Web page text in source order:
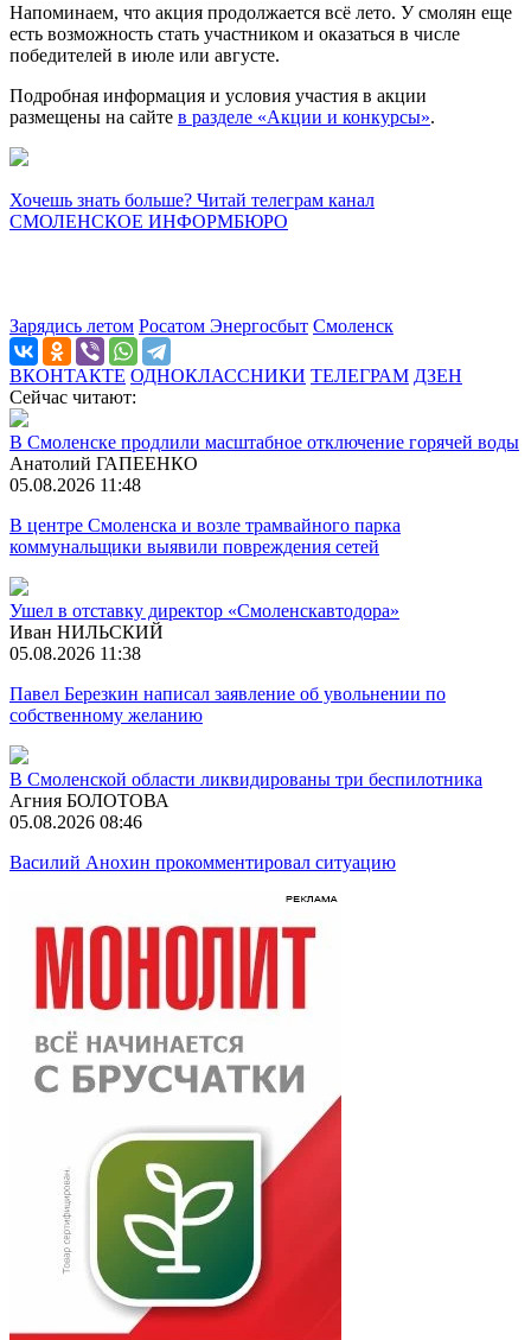
Напоминаем, что акция продолжается всё лето. У смолян еще
есть возможность стать участником и оказаться в числе
победителей в июле или августе.
Подробная информация и условия участия в акции
размещены на сайте в разделе «Акции и конкурсы».
Хочешь знать больше? Читай телеграм канал
СМОЛЕНСКОЕ ИНФОРМБЮРО
Зарядись летом Росатом Энергосбыт Смоленск
ВКОНТАКТЕ ОДНОКЛАССНИКИ ТЕЛЕГРАМ ДЗЕН
Сейчас читают:
В Смоленске продлили масштабное отключение горячей воды
Анатолий ГАПЕЕНКО
05.08.2026 11:48
В центре Смоленска и возле трамвайного парка
коммунальщики выявили повреждения сетей
Ушел в отставку директор «Смоленскавтодора»
Иван НИЛЬСКИЙ
05.08.2026 11:38
Павел Березкин написал заявление об увольнении по
собственному желанию
В Смоленской области ликвидированы три беспилотника
Агния БОЛОТОВА
05.08.2026 08:46
Василий Анохин прокомментировал ситуацию